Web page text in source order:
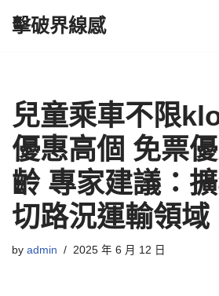
擊破界線感
兒童乘車不限
優惠高個 免票
齡 專家建議：
切路況運輸領域
by admin 2025 年 6 月 12 日